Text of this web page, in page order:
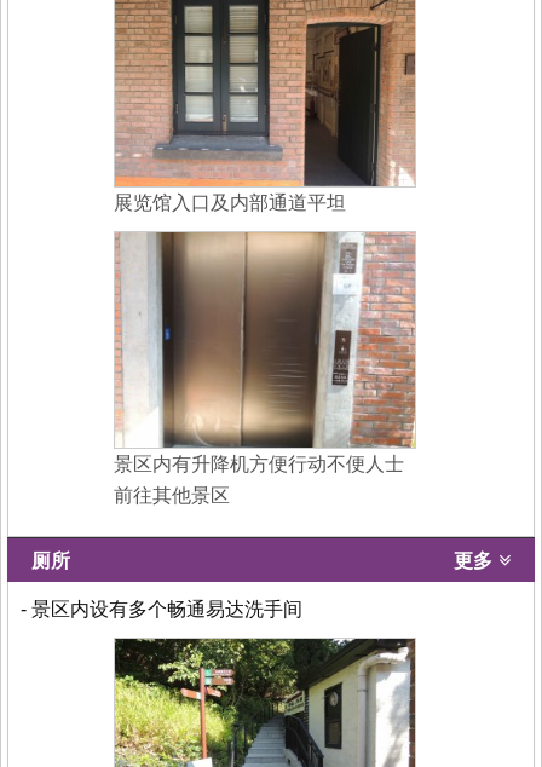
展览馆入口及内部通道平坦
景区内有升降机方便行动不便人士
前往其他景区
厕所 更多
- 景区内设有多个畅通易达洗手间